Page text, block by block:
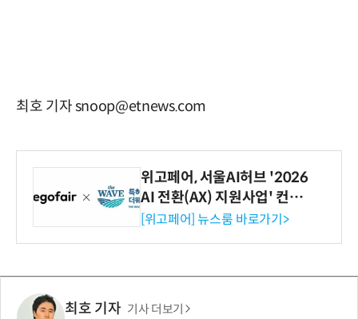
최호 기자 snoop@etnews.com
위고페어, 서울AI허브 '2026
AI 전환(AX) 지원사업' 컨소
시엄 선정
[위고페어] 뉴스룸 바로가기>
최호 기자 기사 더보기